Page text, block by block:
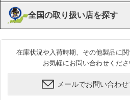
全国の取り扱い店を探す
在庫状況や入荷時期、その他製品に
お気軽にお問い合わせくださ
メールでお問い合わせ